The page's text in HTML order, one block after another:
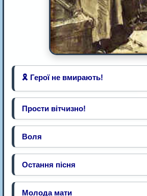
🎗️ Герої не вмирають!
Прости вітчизно!
Воля
Остання пісня
Молода мати